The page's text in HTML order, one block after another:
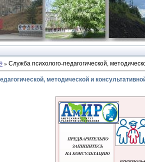
» Служба психолого-педагогической,
методической и